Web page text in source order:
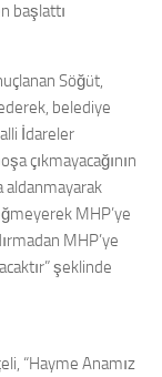
başlattı
Söğüt,
belediye
İdareler
çıkmayacağının
aldanmayarak
MHP’ye
MHP’ye
şeklinde
“Hayme Anamız